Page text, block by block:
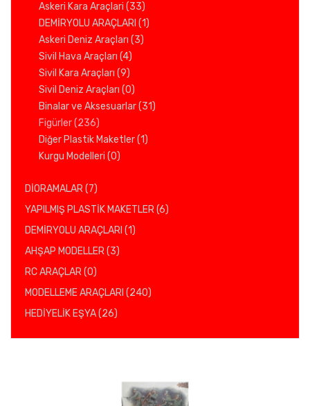
Askeri Kara Araçlari (33)
DEMİRYOLU ARAÇLARI (1)
Askeri Deniz Araçları (3)
Sivil Hava Araçları (4)
Sivil Kara Araçları (9)
Sivil Deniz Araçları (0)
Binalar ve Aksesuarlar (31)
Figürler (236)
Diğer Plastik Maketler (1)
Kurgu Modelleri (0)
DİORAMALAR (7)
YAPILMIŞ PLASTİK MAKETLER (6)
DEMİRYOLU ARAÇLARI (1)
AHŞAP MODELLER (3)
RC ARAÇLAR (0)
MODELLEME ARAÇLARI (240)
HEDİYELİK EŞYA (26)